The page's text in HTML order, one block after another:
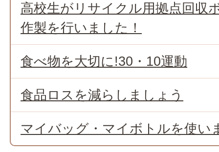
高校生がリサイクル用拠点回収
作製を行いました！
食べ物を大切に!30・10運動
食品ロスを減らしましょう
マイバッグ・マイボトルを使い